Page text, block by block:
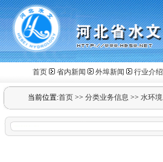
首页 省内新闻 外埠新闻 行业介绍
当前位置:首页 >> 分类业务信息 >> 水环境